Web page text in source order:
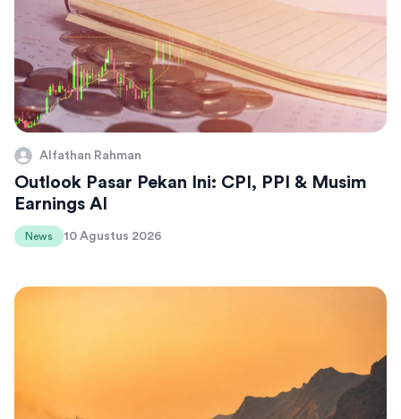
Alfathan Rahman
Outlook Pasar Pekan Ini: CPI, PPI & Musim
Earnings AI
News 10 Agustus 2026